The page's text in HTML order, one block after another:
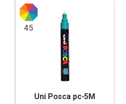
45
Uni Posca pc-5M